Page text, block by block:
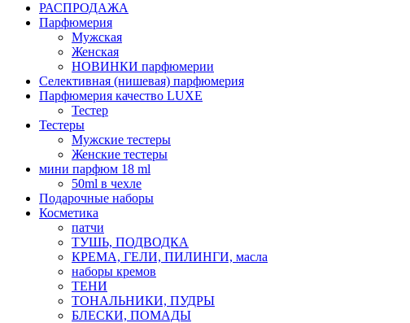
РАСПРОДАЖА
Парфюмерия
Мужская
Женская
НОВИНКИ парфюмерии
Селективная (нишевая) парфюмерия
Парфюмерия качество LUXE
Тестер
Тестеры
Мужские тестеры
Женские тестеры
мини парфюм 18 ml
50ml в чехле
Подарочные наборы
Косметика
патчи
ТУШЬ, ПОДВОДКА
КРЕМА, ГЕЛИ, ПИЛИНГИ, масла
наборы кремов
ТЕНИ
ТОНАЛЬНИКИ, ПУДРЫ
БЛЕСКИ, ПОМАДЫ